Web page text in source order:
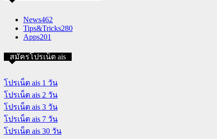
News462
Tips&Tricks280
Apps201
สมัครโปรเน็ต ais
โปรเน็ต ais 1 วัน
โปรเน็ต ais 2 วัน
โปรเน็ต ais 3 วัน
โปรเน็ต ais 7 วัน
โปรเน็ต ais 30 วัน